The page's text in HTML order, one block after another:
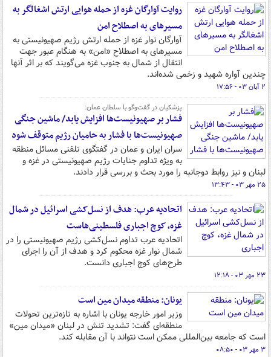
روایت آوارگان غزه از حمله هوایی ارتش اشغالگر به
مسیرهای به اصطلاح امن
آوارگان نوار غزه از حمله ارتش رژیم صهیونیستی به
مسیرهای به اصطلاح «امن» به هنگام عبور جهت
انتقال از شمال به جنوب غزه می‌گویند که بر اثر آنها
چندین آواره شهید و زخمی شده‌اند.
۲ آبان ۰۳ - ۱۷:۵۶
پزشکیان در گفت‌وگو با سلطان عمان:
فشار بر صهیونیست‌ها افزایش یابد/ ماشین جنگی
صهیونیست‌ها با فشار به حامیان رژیم متوقف شود
سران ایران و عمان در گفتگوی تلفنی مسائل منطقه
به ویژه تداوم جنایات رژیم صهیونیستی در غزه و
لبنان و نیز روابط دوجانبه را مورد بحث و بررسی قرار دادند.
۲۵ مهر ۰۳ - ۱۳:۴۳
اتحادیه عرب: هدف از نسل‌کشی اسرائیل در شمال
غزه، کوچ اجباری فلسطینی‌هاست
اتحادیه عرب تداوم نسل‌کشی رژیم صهیونیستی را در
شمال نوار غزه محکوم کرد و هدف از آن را اجرای
طرح‌های کوچ اجباری دانست.
۲۳ مهر ۰۳ - ۱۲:۱۸
یونان: منطقه میدان مین است
وزیر امور خارجه یونان با اشاره به تازه‌ترین تحولات
منطقه‌ای گفت: تشدید تنش در لبنان «میدان مین»
است که جامعه بین‌المللی ممکن است نتواند با آن مقابله کند.
۳ مهر ۰۳ - ۰۸:۵۰